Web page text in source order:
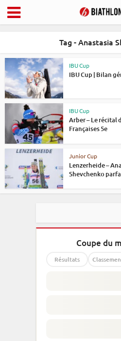
Tag - Anastasia
IBU Cup
IBU Cup | Bilan
IBU Cup
Arber – Le récital
Françaises 5e
Junior Cup
Lenzerheide –
Shevchenko
Coupe du
Résultats